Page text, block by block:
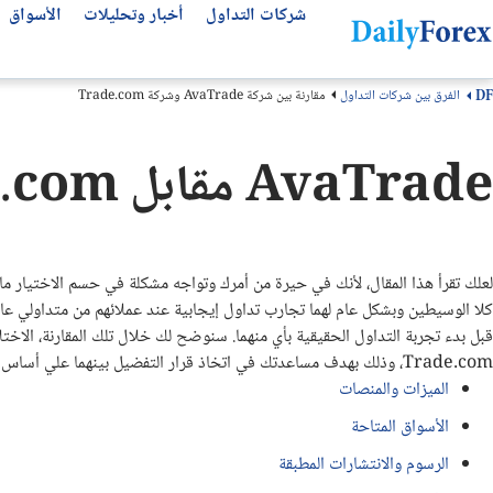
شركات التداول
انواع شركات التداول
أفضل شركات الفوركس
مقارنة شركات التداول
بونص الفوركس
شركات تداول الذهب
حسابات التداول الإسلامية
أخبار وتحليلات
التحليل الفني
توقعات الفوركس الأسبوعية
عملات الفوركس
الأسواق
سوق الأسهم اليوم
أفضل قنوات التلجرام
كتب تداول مجانية
من نحن
كيف نكسب المال
منهجيتنا
سياسة التحرير
اتصل بنا
الأسئلة الشائعة
DF الفرق بين شركات التداول مقارنة بين شركة AvaTrade وشركة Trade.com
AvaTrade مقابل Trade.com
كلا الوسيطين وبشكل عام لهما تجارب تداول إيجابية عند عملائهم من متداولي
Trade.com، وذلك بهدف مساعدتك في اتخاذ قرار التفضيل بينهما علي أساس أكثر استنارة، وذلك وفقا للعناصر التالية:
الميزات والمنصات
الأسواق المتاحة
الرسوم والانتشارات المطبقة